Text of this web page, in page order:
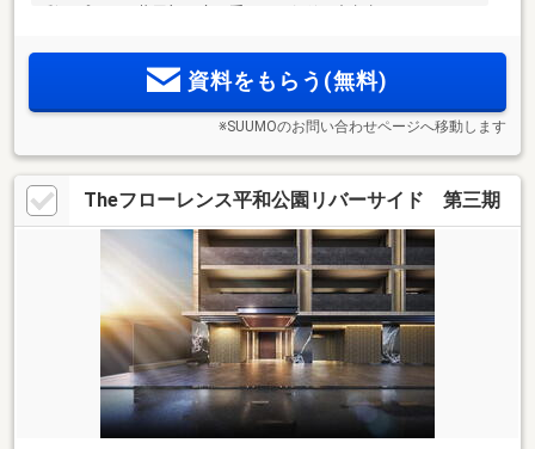
彩なプラン。共用部の扉を手ぶらで解錠、顔認証システムを
という舞台に、全124邸の大規模分譲マンション、誕生。
資料をもらう(無料)
※SUUMOのお問い合わせページへ移動します
Theフローレンス平和公園リバーサイド 第三期